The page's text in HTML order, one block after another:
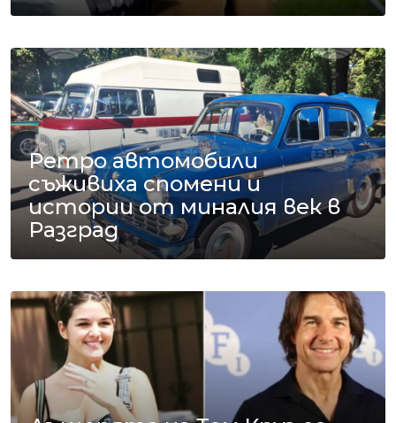
Ретро автомобили
съживиха спомени и
истории от миналия век в
Разград